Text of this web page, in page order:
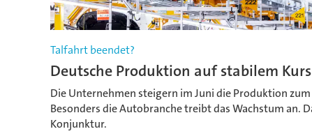
Talfahrt beendet?
Deutsche Produktion auf stabilem Kurs
Die Unternehmen steigern im Juni die Produktion
Besonders die Autobranche treibt das Wachstum an.
Konjunktur.